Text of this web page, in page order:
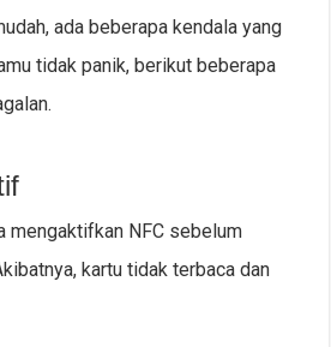
ada beberapa kendala yang
tidak panik, berikut beberapa
mengaktifkan NFC sebelum
kartu tidak terbaca dan